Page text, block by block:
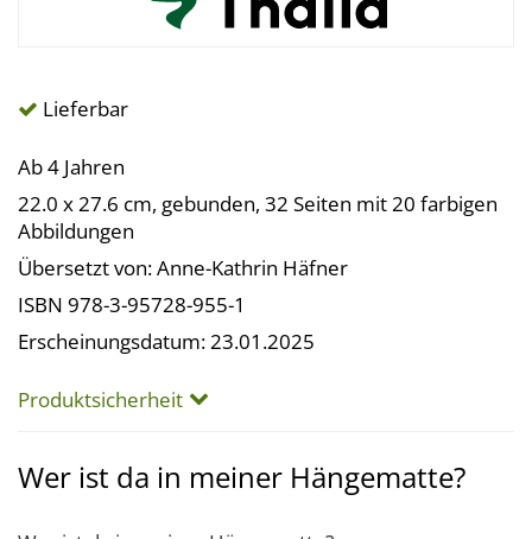
Lieferbar
Ab 4 Jahren
22.0 x 27.6 cm, gebunden, 32 Seiten mit 20 farbigen
Abbildungen
Übersetzt von: Anne-Kathrin Häfner
ISBN 978-3-95728-955-1
Erscheinungsdatum: 23.01.2025
Produktsicherheit
Wer ist da in meiner Hängematte?